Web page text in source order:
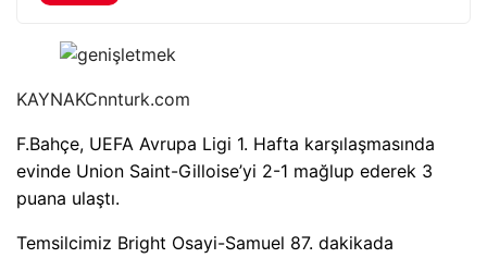
KAYNAKCnnturk.com
F.Bahçe, UEFA Avrupa Ligi 1. Hafta karşılaşmasında
evinde Union Saint-Gilloise’yi 2-1 mağlup ederek 3
puana ulaştı.
Temsilcimiz Bright Osayi-Samuel 87. dakikada